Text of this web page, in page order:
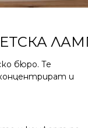
бюро. Те
и